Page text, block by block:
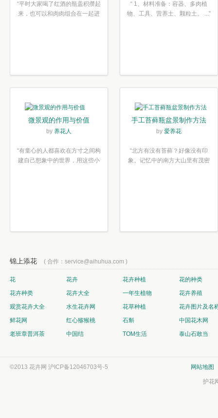
“平时大家喝了红酒的瓶盖积攒起
来，也可以和肉肉组合在一起进
“ 1、材料准备：容器、多肉植
物、工具、营养土、颗粒土。 ...”
微景观的作用与价值
by 养花人
“有童心的人都喜欢在方寸之间构
建自己想象中的世界，用这些小
手工苔藓瓶盆景制作方法
by 爱养花
“北方有没有苔藓？好像没有印
象。记忆中的南方大山里有茂密
锦上添花 ( 合作：service@aihuhua.com )
花 花卉 花卉种植
花的种类
花卉种类
花卉大全 一年生植物
花卉养殖
观赏花卉大全
水生花卉网 花草种植
花卉图片及名
鲜花网
红心猕猴桃 石斛
中国花木网
老班章普洱茶
中国结 TOM生活 泰山石敢当
©2013 花卉网 沪ICP备12046703号-5 网站地图
护花